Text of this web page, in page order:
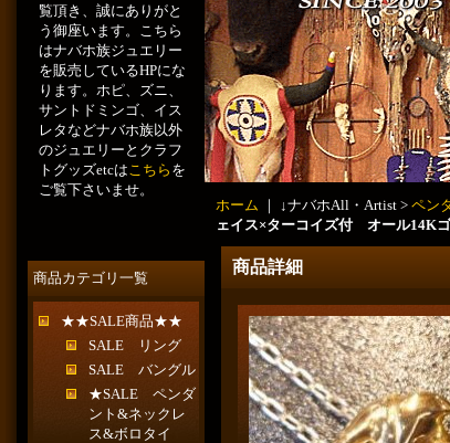
覧頂き、誠にありがと
う御座います。こちら
はナバホ族ジュエリー
を販売しているHPにな
ります。ホピ、ズニ、
サントドミンゴ、イス
レタなどナバホ族以外
のジュエリーとクラフ
トグッズetcはこちら を
ご覧下さいませ。
商品カテゴリ一覧
★★SALE商品★★
SALE リング
SALE バングル
★SALE ペンダ
ント&ネックレ
ス&ボロタイ
ホーム ｜ ↓ナバホAll・Artist > ペン
ェイス×ターコイズ付 オール14K
商品詳細